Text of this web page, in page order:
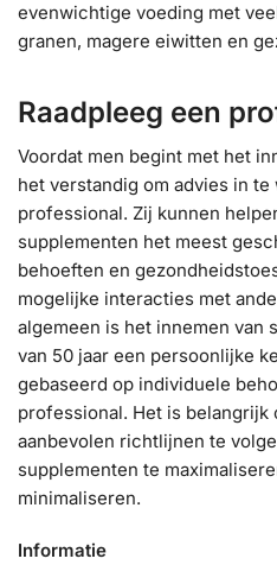
evenwichtige voeding met
granen, magere eiwitten en
Raadpleeg een
Voordat men begint met het
het verstandig om advies in
professional. Zij kunnen
supplementen het meest
behoeften en
mogelijke interacties met
algemeen is het innemen van
van 50 jaar een persoonlijke
gebaseerd op individuele
professional. Het is belangrijk
aanbevolen richtlijnen te
supplementen te
minimaliseren.
Informatie